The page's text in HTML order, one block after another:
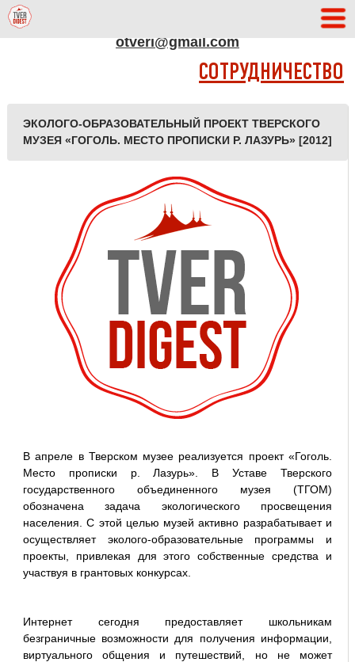
otveri@gmail.com
СОТРУДНИЧЕСТВО
ЭКОЛОГО-ОБРАЗОВАТЕЛЬНЫЙ ПРОЕКТ ТВЕРСКОГО
МУЗЕЯ «ГОГОЛЬ. МЕСТО ПРОПИСКИ Р. ЛАЗУРЬ» [2012]
В апреле в Тверском музее реализуется проект «Гоголь.
Место прописки р. Лазурь». В Уставе Тверского
государственного объединенного музея (ТГОМ)
обозначена задача экологического просвещения
населения. С этой целью музей активно разрабатывает и
осуществляет эколого-образовательные программы и
проекты, привлекая для этого собственные средства и
участвуя в грантовых конкурсах.
Интернет сегодня предоставляет школьникам
безграничные возможности для получения информации,
виртуального общения и путешествий, но не может